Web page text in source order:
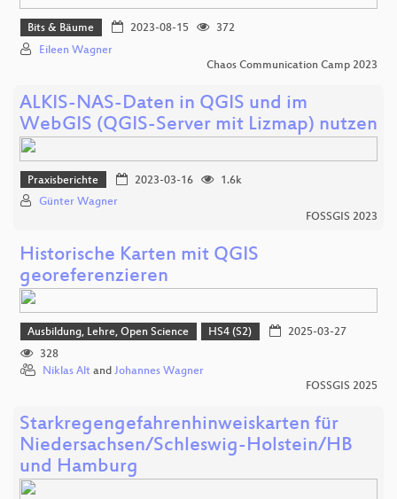
Bits & Bäume 2023-08-15
372
Eileen Wagner
Chaos Communication Camp 2023
ALKIS-NAS-Daten in QGIS und im
WebGIS (QGIS-Server mit Lizmap) nutzen
Praxisberichte 2023-03-16
1.6k
Günter Wagner
FOSSGIS 2023
Historische Karten mit QGIS
georeferenzieren
Ausbildung, Lehre, Open Science HS4 (S2)
2025-03-27
328
Niklas Alt and Johannes Wagner
FOSSGIS 2025
Starkregengefahrenhinweiskarten für
Niedersachsen/Schleswig-Holstein/HB
und Hamburg